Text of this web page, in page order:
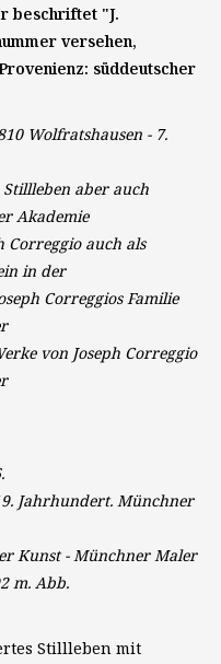
beschriftet "J.
versehen,
süddeutscher
Wolfratshausen - 7.
aber auch
Akademie
Correggio auch als
in der
Correggios Familie
von Joseph Correggio
Jahrhundert. Münchner
Kunst - Münchner Maler
m. Abb.
Stillleben mit